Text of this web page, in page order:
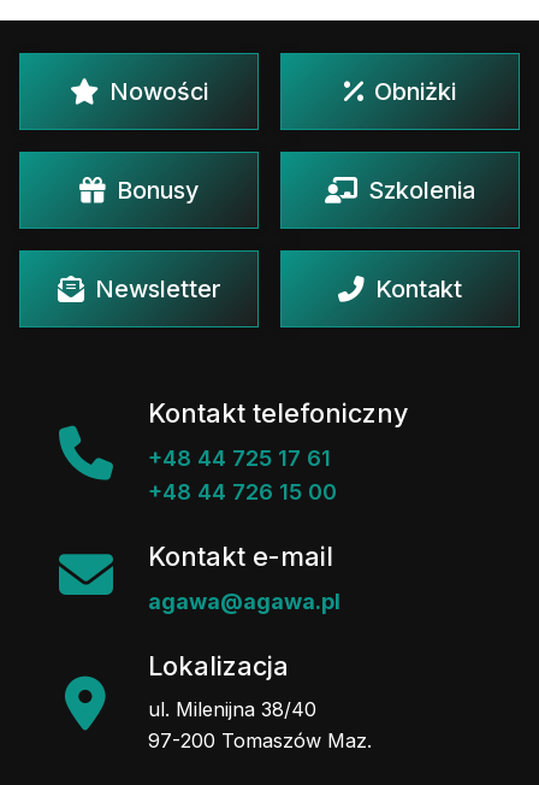
Nowości Obniżki
Bonusy Szkolenia
Newsletter Kontakt
Kontakt telefoniczny
+48 44 725 17 61
+48 44 726 15 00
Kontakt e-mail
agawa@agawa.pl
Lokalizacja
ul. Milenijna 38/40
97-200 Tomaszów Maz.